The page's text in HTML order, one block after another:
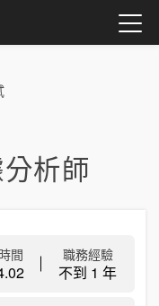
析師
間 職務經驗
不到 1 年